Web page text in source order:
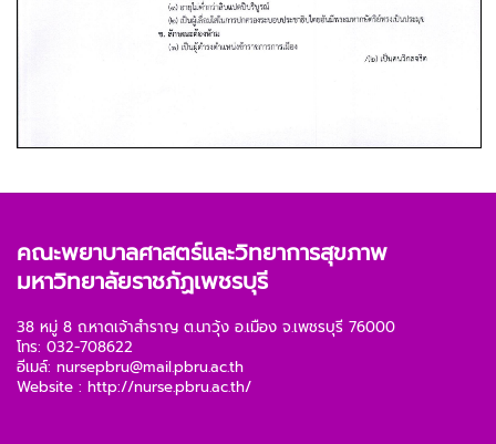
คณะพยาบาลศาสตร์และวิทยาการสุขภาพ
มหาวิทยาลัยราชภัฏเพชรบุรี
38 หมู่ 8 ถ.หาดเจ้าสำราญ ต.นาวุ้ง อ.เมือง จ.เพชรบุรี 76000
โทร: 032-708622
อีเมล์: nursepbru@mail.pbru.ac.th
Website : http://nurse.pbru.ac.th/